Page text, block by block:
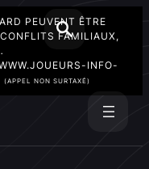
PEUVENT ÊTRE
FAMILIAUX,
INFO-
(APPEL NON SURTAXÉ)